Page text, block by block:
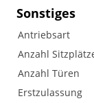
Sonstiges
Antriebsart
Anzahl
Anzahl Türen
Erstzulassung